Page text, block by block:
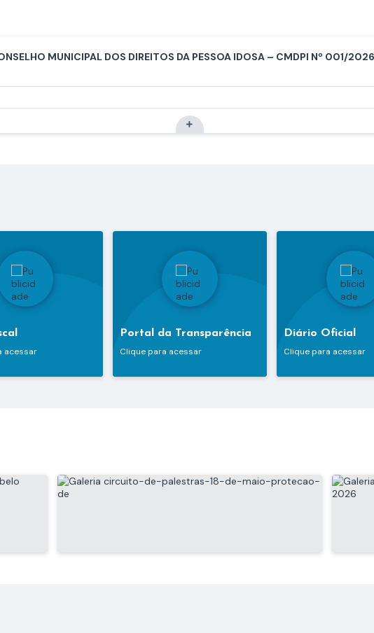
MUNICIPAL DOS DIREITOS DA PESSOA IDOSA – CMDPI Nº 001/2026
acessar
Portal da Transparência
Clique para acessar
Diário Oficial
Clique para acessar